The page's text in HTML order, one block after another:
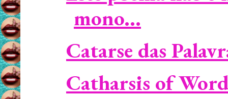
mono...
Catarse das
Catharsis of